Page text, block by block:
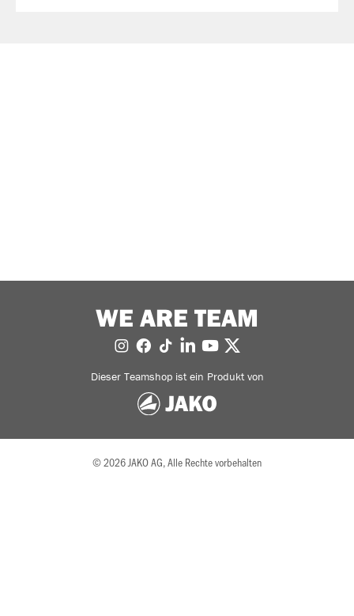
WE ARE TEAM
Dieser Teamshop ist ein Produkt von
© 2026 JAKO AG, Alle Rechte vorbehalten